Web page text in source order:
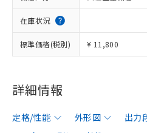
在庫状況
標準価格(税別) ¥ 11,800
詳細情報
定格/性能 外形図 出力